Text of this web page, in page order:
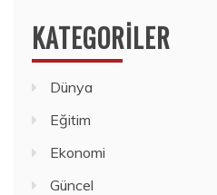
KATEGORILER
Dünya
Eğitim
Ekonomi
Güncel